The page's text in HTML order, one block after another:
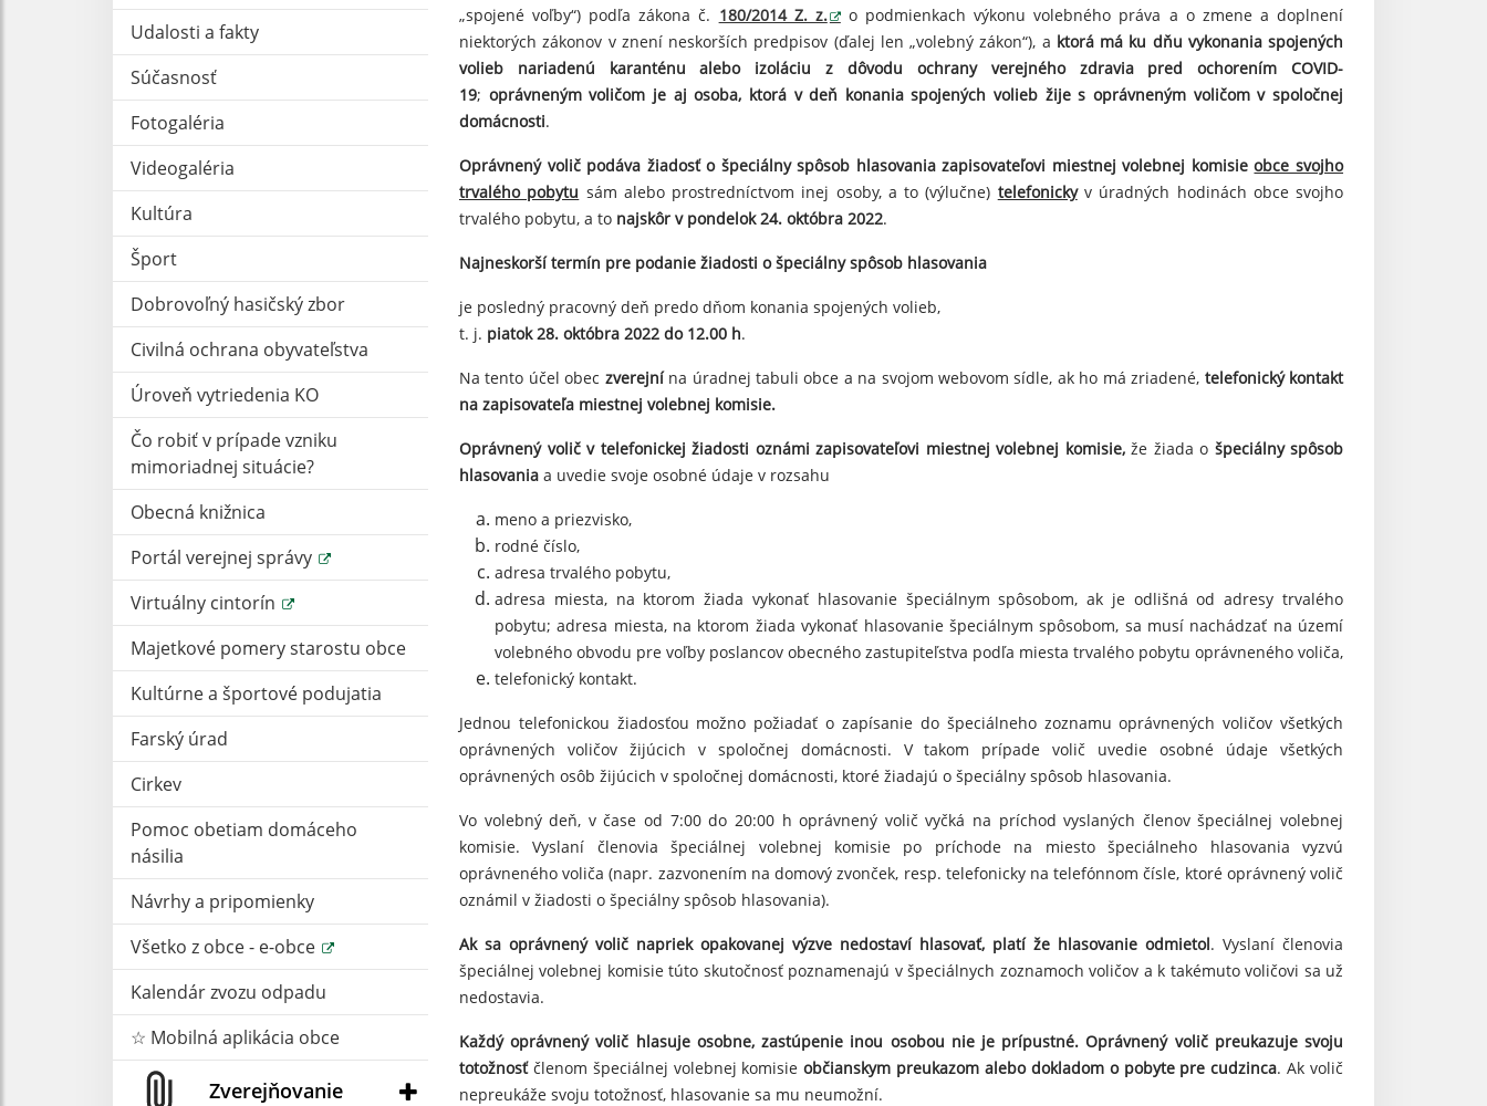
Udalosti a fakty
Súčasnosť
Fotogaléria
Videogaléria
Kultúra
Šport
Dobrovoľný hasičský zbor
Civilná ochrana obyvateľstva
Úroveň vytriedenia KO
Čo robiť v prípade vzniku
mimoriadnej situácie?
Obecná knižnica
Portál verejnej správy
Virtuálny cintorín
Majetkové pomery starostu obce
Kultúrne a športové podujatia
Farský úrad
Cirkev
Pomoc obetiam domáceho
násilia
Návrhy a pripomienky
Všetko z obce - e-obce
Kalendár zvozu odpadu
☆ Mobilná aplikácia obce
Zverejňovanie
„spojené voľby“) podľa zákona č. 180/2014 Z. z.
o podmienkach výkonu volebného práva a o zmene a doplnení
niektorých zákonov v znení neskorších predpisov (ďalej len „volebný zákon“), a ktorá má ku dňu vykonania spojených
volieb nariadenú karanténu alebo izoláciu z dôvodu ochrany verejného zdravia pred ochorením COVID-
19; oprávneným voličom je aj osoba, ktorá v deň konania spojených volieb žije s oprávneným voličom v spoločnej
domácnosti.
Oprávnený volič podáva žiadosť o špeciálny spôsob hlasovania zapisovateľovi miestnej volebnej komisieobce svojho
trvalého pobytu sám alebo prostredníctvom inej osoby, a to (výlučne) telefonickyv úradných hodinách obce svojho
trvalého pobytu, a to najskôr v pondelok 24. októbra 2022.
Najneskorší termín pre podanie žiadosti o špeciálny spôsob hlasovania
je posledný pracovný deň predo dňom konania spojených volieb,
t. j. piatok 28. októbra 2022 do 12.00 h.
Na tento účel obec zverejní na úradnej tabuli obce a na svojom webovom sídle, ak ho má zriadené, telefonický kontakt
na zapisovateľa miestnej volebnej komisie.
Oprávnený volič v telefonickej žiadosti oznámi zapisovateľovi miestnej volebnej komisie, že žiada o špeciálny spôsob
hlasovania a uvedie svoje osobné údaje v rozsahu
meno a priezvisko,
rodné číslo,
adresa trvalého pobytu,
adresa miesta, na ktorom žiada vykonať hlasovanie špeciálnym spôsobom, ak je odlišná od adresy trvalého
pobytu; adresa miesta, na ktorom žiada vykonať hlasovanie špeciálnym spôsobom, sa musí nachádzať na území
volebného obvodu pre voľby poslancov obecného zastupiteľstva podľa miesta trvalého pobytu oprávneného voliča,
telefonický kontakt.
Jednou telefonickou žiadosťou možno požiadať o zapísanie do špeciálneho zoznamu oprávnených voličov všetkých
oprávnených voličov žijúcich v spoločnej domácnosti. V takom prípade volič uvedie osobné údaje všetkých
oprávnených osôb žijúcich v spoločnej domácnosti, ktoré žiadajú o špeciálny spôsob hlasovania.
Vo volebný deň, v čase od 7:00 do 20:00 h oprávnený volič vyčká na príchod vyslaných členov špeciálnej volebnej
komisie. Vyslaní členovia špeciálnej volebnej komisie po príchode na miesto špeciálneho hlasovania vyzvú
oprávneného voliča (napr. zazvonením na domový zvonček, resp. telefonicky na telefónnom čísle, ktoré oprávnený volič
oznámil v žiadosti o špeciálny spôsob hlasovania).
Ak sa oprávnený volič napriek opakovanej výzve nedostaví hlasovať, platí že hlasovanie odmietol. Vyslaní členovia
špeciálnej volebnej komisie túto skutočnosť poznamenajú v špeciálnych zoznamoch voličov a k takémuto voličovi sa už
nedostavia.
Každý oprávnený volič hlasuje osobne, zastúpenie inou osobou nie je prípustné. Oprávnený volič preukazuje svoju
totožnosťčlenom špeciálnej volebnej komisieobčianskym preukazom alebo dokladom o pobyte pre cudzinca. Ak volič
nepreukáže svoju totožnosť, hlasovanie sa mu neumožní.